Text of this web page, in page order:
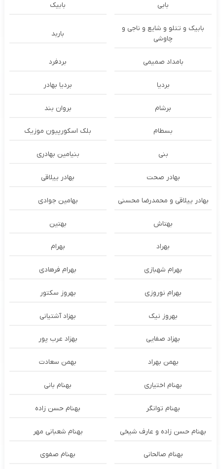
بابی بابیک
بابیک و تتلو و شایع و ناجی و
چاوشی
باربد
بامداد صمیمی بردفرد
بردیا بردیا بهادر
برشام بروان بند
بسطام بلک اسکورپیون موزیک
بنی بنیامین بهادری
بهادر صحت بهادر ییلاقی
بهادر ییلاقی و محمدرضا محسنی بهامین جوادی
بهتاش بهتین
بهراد بهرام
بهرام شهبازی بهرام فرهادی
بهرام نوروزی بهروز سکتور
بهروز نیک بهزاد آشتیانی
بهزاد صفایی بهزاد عرب پور
بهمن بهراد بهمن سعادت
بهنام اختیاری بهنام بانی
بهنام توانگر بهنام حسن زاده
بهنام حسن زاده و عارف شیخی بهنام شعبانی مهر
بهنام صالحانی بهنام صفوی